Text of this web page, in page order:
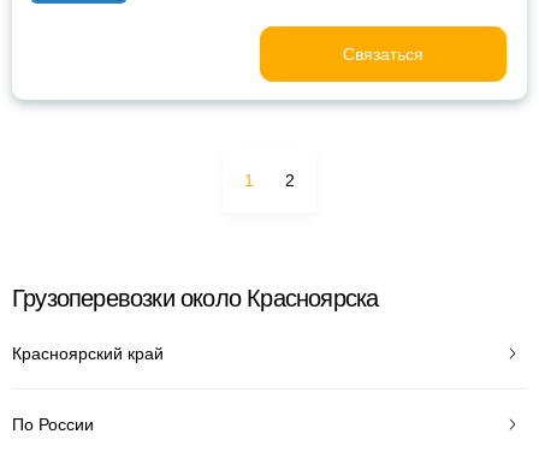
Связаться
1 2
Грузоперевозки около Красноярска
Красноярский край
По России